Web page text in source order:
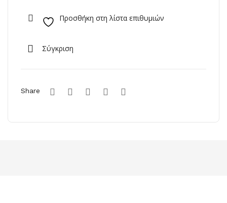
Προσθήκη στη λίστα επιθυμιών
Σύγκριση
Share